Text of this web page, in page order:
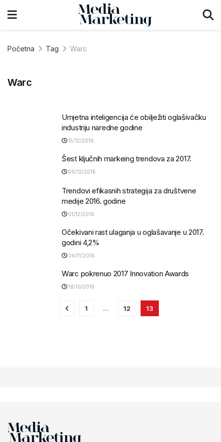
Početna Tag Warc
Warc
Umjetna inteligencija će obilježiti oglašivačku
industriju naredne godine
15/12/2016
Šest ključnih markeing trendova za 2017.
09/12/2016
Trendovi efikasnih strategija za društvene
medije 2016. godine
01/12/2016
Očekivani rast ulaganja u oglašavanje u 2017.
godini 4,2%
04/11/2016
Warc pokrenuo 2017 Innovation Awards
18/10/2016
1 … 12 13